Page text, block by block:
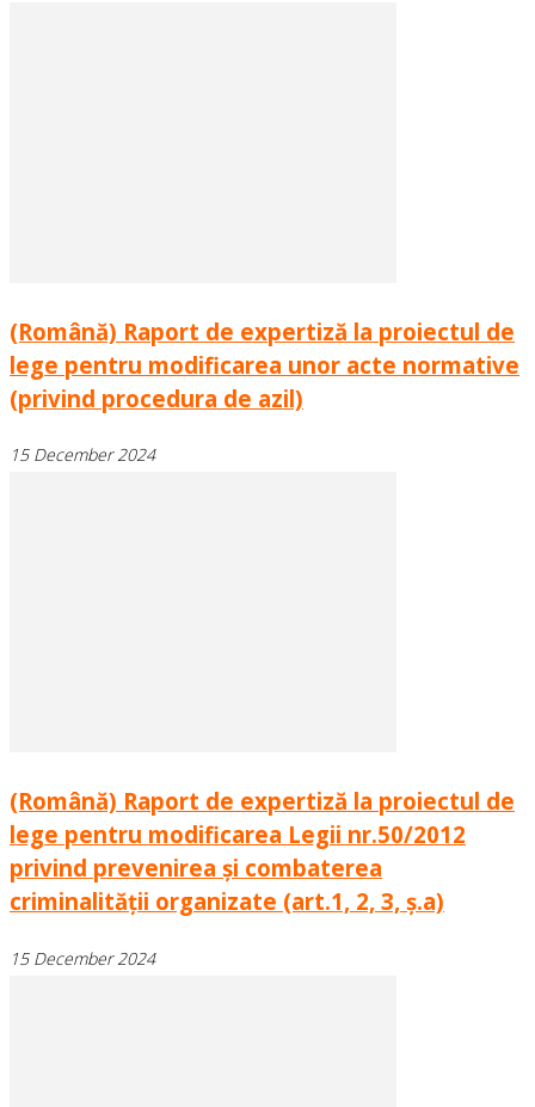
(Română) Raport de expertiză la proiectul de
lege pentru modificarea unor acte normative
(privind procedura de azil)
15 December 2024
(Română) Raport de expertiză la proiectul de
lege pentru modificarea Legii nr.50/2012
privind prevenirea și combaterea
criminalității organizate (art.1, 2, 3, ș.a)
15 December 2024